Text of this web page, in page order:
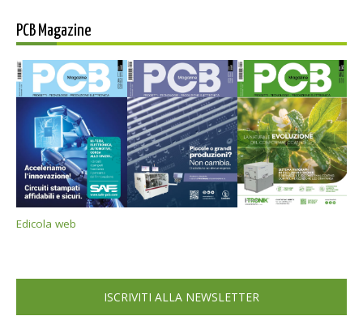
PCB Magazine
Edicola web
ISCRIVITI ALLA NEWSLETTER